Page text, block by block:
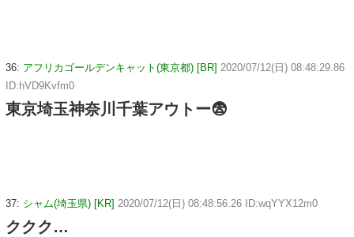
36: アフリカゴールデンキャット(東京都) [BR] 2020/07/12(日) 08:48:29.86
ID:hVD9Kvfm0
東京埼玉神奈川千葉アウトー😨
37: シャム(埼玉県) [KR] 2020/07/12(日) 08:48:56.26 ID:wqYYX12m0
ククク…